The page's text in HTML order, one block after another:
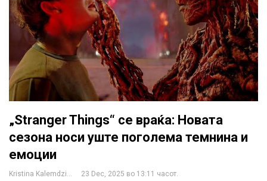
„Stranger Things“ се враќа: Новата
сезона носи уште поголема темнина и
емоции
Kristina Kalemdzikj 23 Dec, 2025 во 13:11 часот.